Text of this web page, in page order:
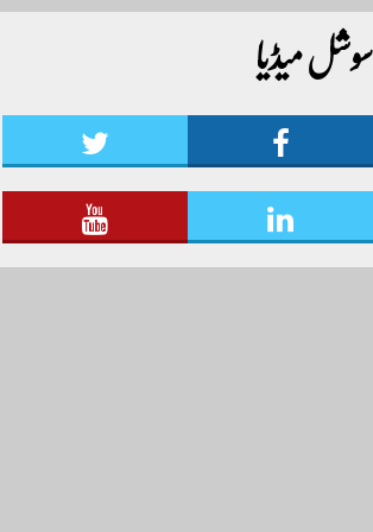
ٹائیگر اسپورٹس کلب کے زیر اہتمام منعقدہ کیا جا رہا
ہے۔ سجاد حسین نمائندہ شگر مزید اپڈیٹس دیکھنےسوشل میڈیا